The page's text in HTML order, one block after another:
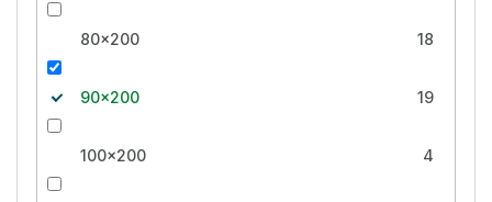
80x200 18
90x200 19
100x200 4